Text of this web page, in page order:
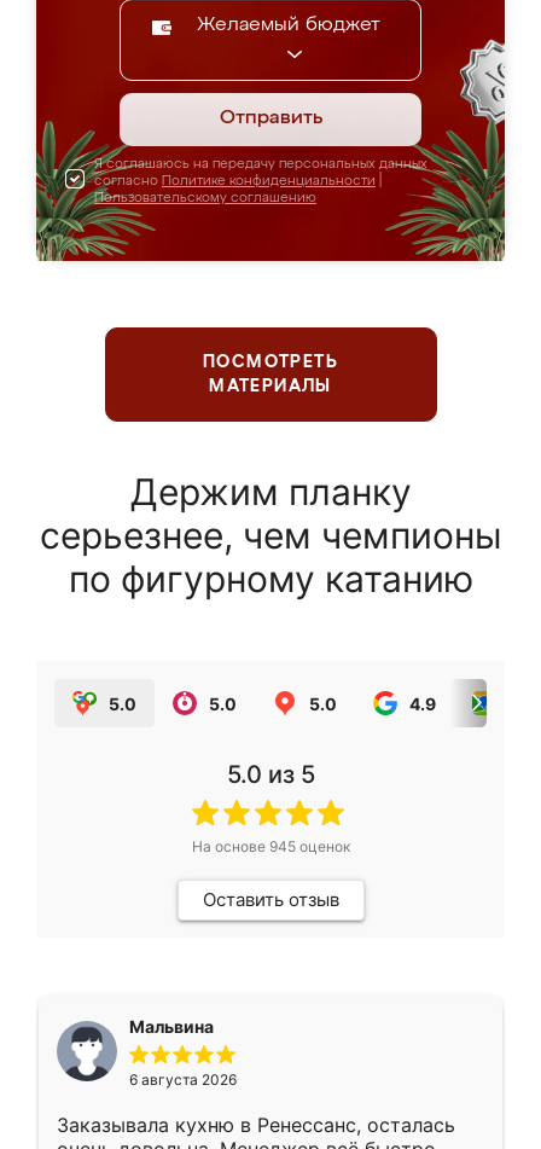
Желаемый бюджет
Отправить
Я соглашаюсь на передачу персональных данных
согласно Политике конфиденциальности
Пользовательскому соглашению
ПОСМОТРЕТЬ
МАТЕРИАЛЫ
Держим планку
серьезнее, чем чемпионы
по фигурному катанию
5.0 5.0 5.0 4.9
5.0 из 5
На основе 945оценок
Оставить отзыв
Мальвина
6 августа 2026
Заказывала кухню в Ренессанс, осталась